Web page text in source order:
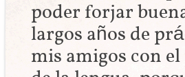
poder forjar
largos años de
mis amigos con